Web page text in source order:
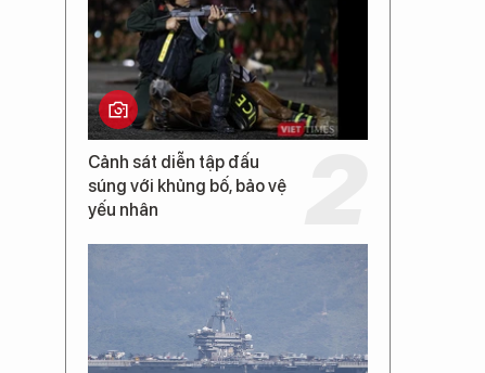
Cảnh sát diễn tập đấu
súng với khủng bố, bảo vệ
yếu nhân